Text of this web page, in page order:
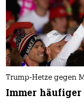
Trump-Hetze gegen
Immer